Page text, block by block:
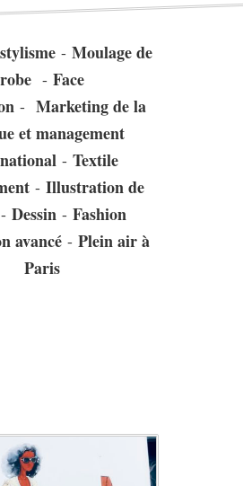
- Moulage de
robe - Face
- Marketing de la
et management
- Textile
- Illustration de
- Dessin - Fashion
avancé - Plein air à
Paris